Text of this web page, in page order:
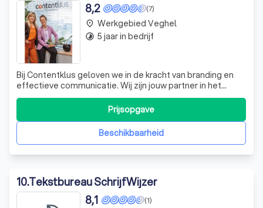
(7)
8,2
Bij Contentklus geloven we in de kracht van branding en
effectieve communicatie. Wij zijn jouw partner in het
creëren van een sterke merkidentiteit die resoneert met
jouw doelgroep. Met onze unieke “Find your Face sessie”
duiken we diep in de essentie van jouw bedrijf, zodat we
samen een solide straBeschikbaarheid
Prijsopgave
place Werkgebied Veghel
timelapse 5 jaar in bedrijf
10.Tekstbureau SchrijfWijzer
(1)
8,1